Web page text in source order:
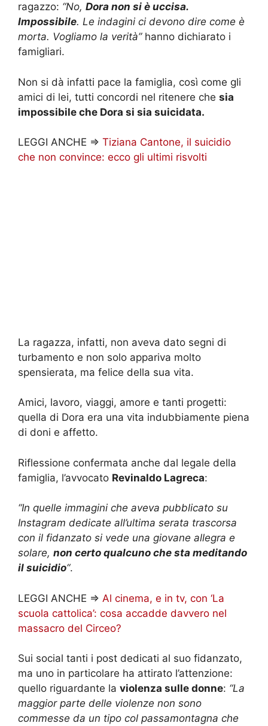
ragazzo: “No, Dora non si è uccisa.
Impossibile. Le indagini ci devono dire come è
morta. Vogliamo la verità”hanno dichiarato i
famigliari.
Non si dà infatti pace la famiglia, così come gli
amici di lei, tutti concordi nel ritenere che sia
impossibile che Dora si sia suicidata.
LEGGI ANCHE => Tiziana Cantone, il suicidio
che non convince: ecco gli ultimi risvolti
La ragazza, infatti, non aveva dato segni di
turbamento e non solo appariva molto
spensierata, ma felice della sua vita.
Amici, lavoro, viaggi, amore e tanti progetti:
quella di Dora era una vita indubbiamente piena
di doni e affetto.
Riflessione confermata anche dal legale della
famiglia, l’avvocato Revinaldo Lagreca:
“In quelle immagini che aveva pubblicato su
Instagram dedicate all’ultima serata trascorsa
con il fidanzato si vede una giovane allegra e
solare, non certo qualcuno che sta meditando
il suicidio“.
LEGGI ANCHE => Al cinema, e in tv, con ‘La
scuola cattolica’: cosa accadde davvero nel
massacro del Circeo?
Sui social tanti i post dedicati al suo fidanzato,
ma uno in particolare ha attirato l’attenzione:
quello riguardante la violenza sulle donne: “La
maggior parte delle violenze non sono
commesse da un tipo col passamontagna che